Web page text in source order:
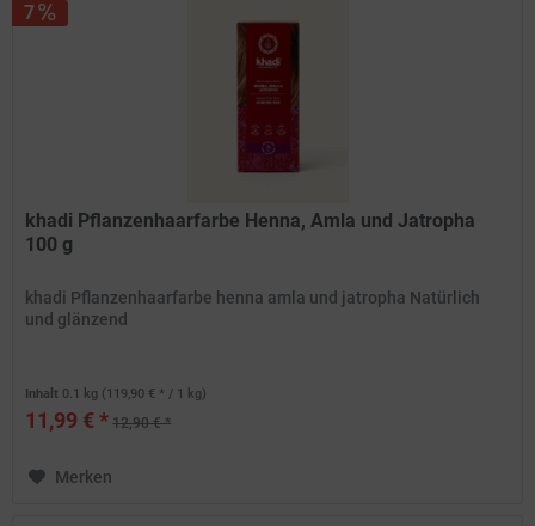
7
khadi Pflanzenhaarfarbe Henna, Amla und Jatropha
100 g
khadi Pflanzenhaarfarbe henna amla und jatropha Natürlich
und glänzend
Inhalt 0.1 kg (119,90 € * / 1 kg)
11,99 € * 12,90 € *
Merken